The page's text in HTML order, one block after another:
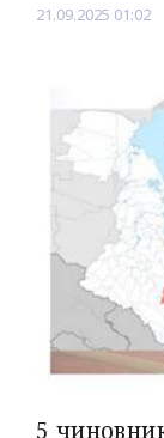
21.09.2025 01:02
5